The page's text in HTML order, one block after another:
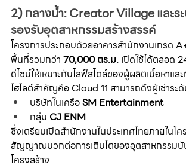
2) กลางน้ำ: Creator Village และร
รองรับอุตสาหกรรมสร้างสรรค์
โครงการประกอบด้วยอาคารสำนักงานเกรด
พื้นที่รวมกว่า 70,000 ตร.ม. เปิดใช้ได้ตลอด
ดีไซน์ให้เหมาะกับไลฟ์สไตล์ของผู้ผลิตเนื้อหาแล
ไฮไลต์สำคัญคือ Cloud 11 สามารถดึงผู้เช่าร
บริษัทในเครือ SM Entertainment
กลุ่ม CJ ENM
ซึ่งเตรียมเปิดสำนักงานในประเทศไทยภายในโ
สัญญาณบวกต่อการเติบโตของอุตสาหกรรมบัน
โครงสร้าง